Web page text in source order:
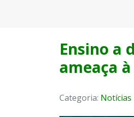
Ensino a
ameaça
Categoria: Notícias